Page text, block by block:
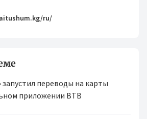
ru/
переводы на карты
приложении BTB